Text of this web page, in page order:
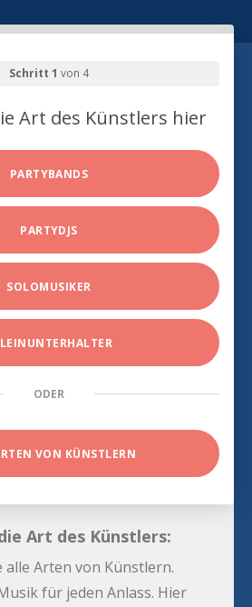
Schritt 1 von 4
Art des Künstlers hier
PARTYBANDS
PARTYDJS
SOLOMUSIKER
ODER
VON KÜNSTLERN
Art des Künstlers:
alle Arten von Künstlern.
für jeden Anlass. Hier